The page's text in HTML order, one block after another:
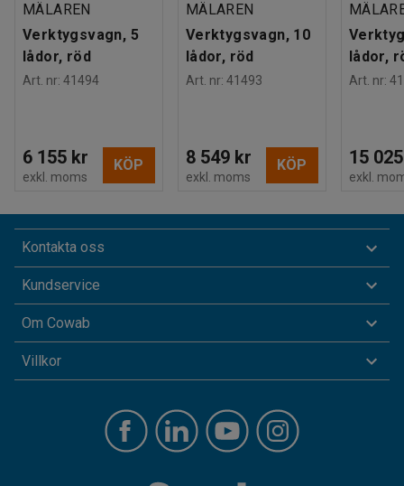
MÄLAREN
Verktygsvagn, 5
lådor, röd
Art. nr: 41494
6 155 kr
exkl. moms
KÖP
MÄLAREN
Verktygsvagn, 10
lådor, röd
Art. nr: 41493
8 549 kr
exkl. moms
KÖP
lådor,
Art. nr:
15
exkl.
Kontakta oss
Kundservice
Om Cowab
Villkor